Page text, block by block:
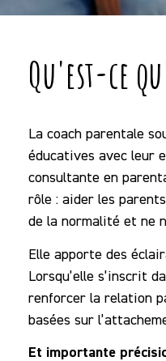
Qu'est-ce
La coach parentale
éducatives avec leur
consultante en
rôle : aider les
de la normalité et ne
Elle apporte des
Lorsqu’elle s’inscrit
renforcer la relation
basées sur
Et importante